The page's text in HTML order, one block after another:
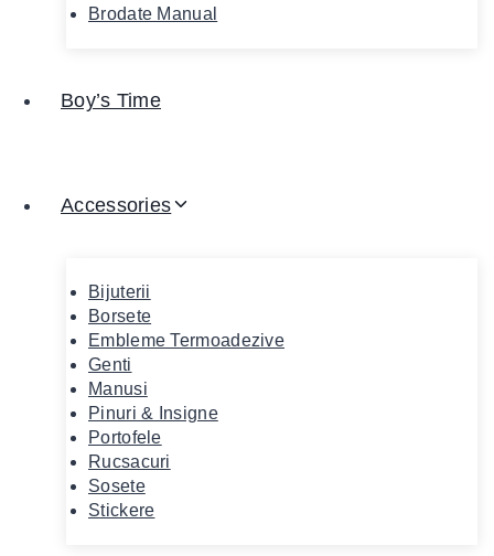
Brodate Manual
Boy’s Time
Accessories
Bijuterii
Borsete
Embleme Termoadezive
Genti
Manusi
Pinuri & Insigne
Portofele
Rucsacuri
Sosete
Stickere